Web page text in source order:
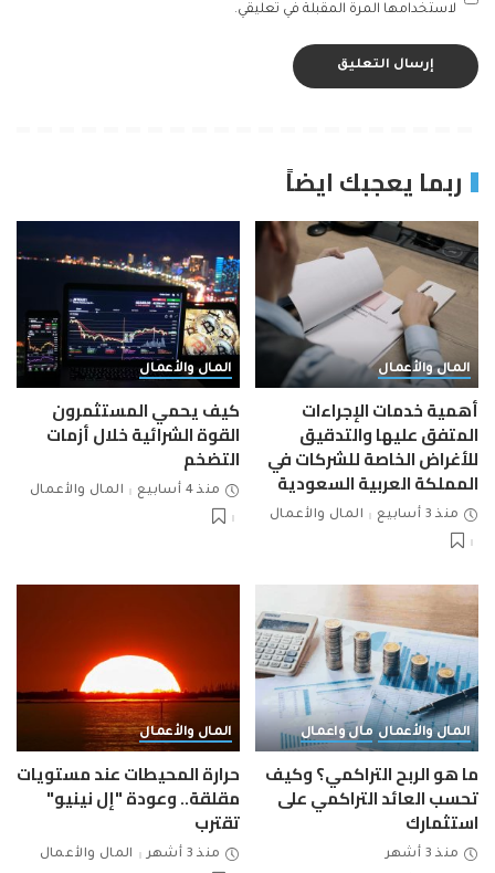
لاستخدامها المرة المقبلة في تعليقي.
ربما يعجبك ايضاً
المال والأعمال
أهمية خدمات الإجراءات
المتفق عليها والتدقيق
للأغراض الخاصة للشركات في
المملكة العربية السعودية
منذ 3 أسابيع المال والأعمال
المال والأعمال
كيف يحمي المستثمرون
القوة الشرائية خلال أزمات
التضخم
منذ 4 أسابيع المال والأعمال
المال والأعمال مال واعمال
ما هو الربح التراكمي؟ وكيف
تحسب العائد التراكمي على
استثمارك
منذ 3 أشهر
المال والأعمال
حرارة المحيطات عند مستويات
مقلقة.. وعودة "إل نينيو"
تقترب
منذ 3 أشهر المال والأعمال